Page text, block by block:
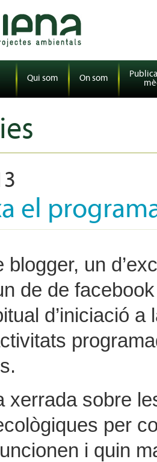
Qui som On som
el
blogger, un
de de
d’iniciació a
xerrada sobre
per
i quin